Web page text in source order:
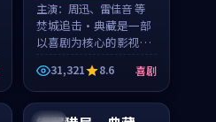
主演： 周迅、雷佳音 等
焚城追击·典藏是一部
以喜剧为核心的影视作
品，围绕危机、反转与
人物成长展开，整体节
奏紧凑，值得推荐观
看。
31,321 8.6 喜剧